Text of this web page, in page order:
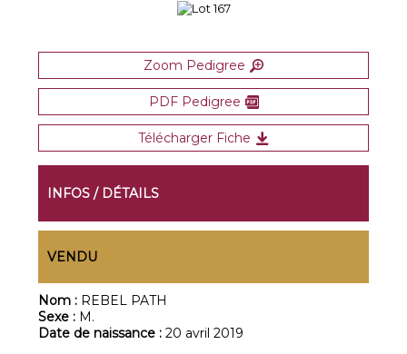
Zoom Pedigree
PDF Pedigree
Télécharger Fiche
INFOS / DÉTAILS
VENDU
Nom : REBEL PATH
Sexe : M.
Date de naissance :20 avril 2019